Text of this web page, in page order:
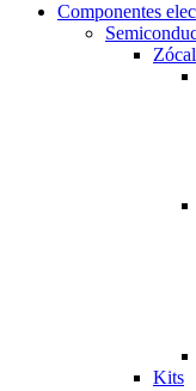
Componentes
Kits